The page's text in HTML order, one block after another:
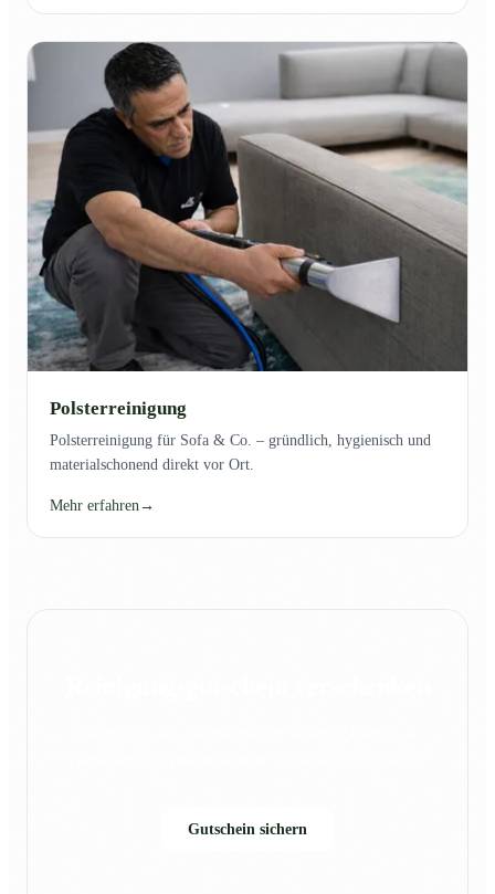
Polsterreinigung
Polsterreinigung für Sofa & Co. – gründlich, hygienisch und
materialschonend direkt vor Ort.
Mehr erfahren→
Gutschein sichern